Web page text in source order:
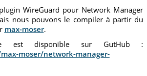
WireGuard pour Network Manager
nous pouvons le compiler à partir du
max-moser.
est disponible sur GutHub :
moser/network-manager-